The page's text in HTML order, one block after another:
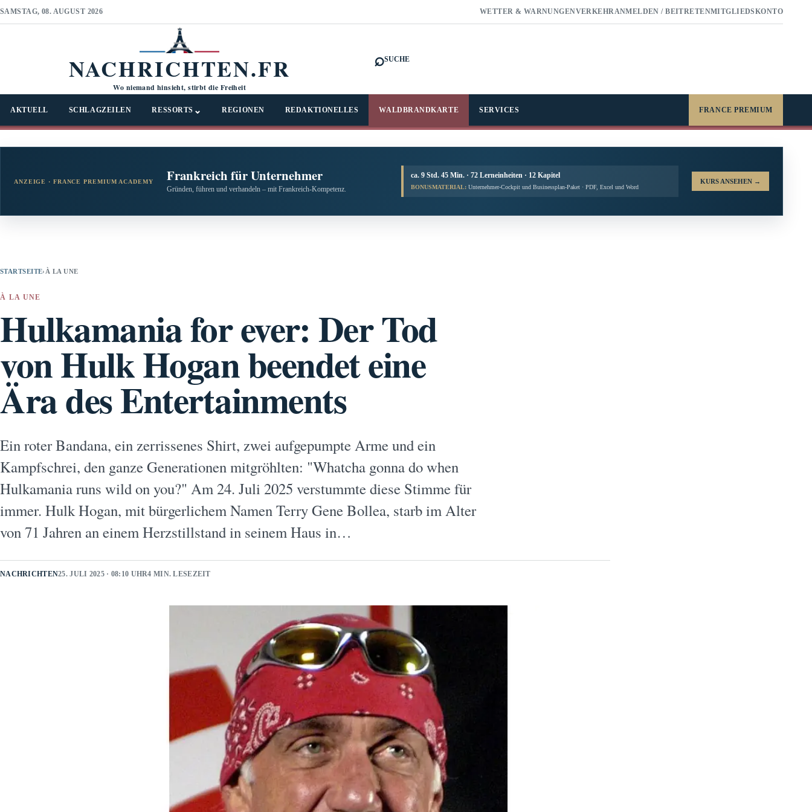
SAMSTAG, 08. AUGUST 2026 WETTER & WARNUNGENVERKEHRANMELDEN / BEITRETENMITGLIEDSKONTO
NACHRICHTEN.FR
Wo niemand hinsieht, stirbt die Freiheit
⌕SUCHE
AKTUELL SCHLAGZEILEN RESSORTS ⌄ REGIONEN REDAKTIONELLES WALDBRANDKARTE SERVICES FRANCE PREMIUM
ANZEIGE · FRANCE PREMIUM ACADEMY Frankreich für Unternehmer
Gründen, führen und verhandeln – mit Frankreich-Kompetenz.
ca. 9 Std. 45 Min. · 72 Lerneinheiten · 12 Kapitel
BONUSMATERIAL: Unternehmer-Cockpit und Businessplan-Paket · PDF, Excel und Word
KURS ANSEHEN →
STARTSEITE› À LA UNE
À LA UNE
Hulkamania for ever: Der Tod
von Hulk Hogan beendet eine
Ära des Entertainments
Ein roter Bandana, ein zerrissenes Shirt, zwei aufgepumpte Arme und ein
Kampfschrei, den ganze Generationen mitgröhlten: "Whatcha gonna do when
Hulkamania runs wild on you?" Am 24. Juli 2025 verstummte diese Stimme für
immer. Hulk Hogan, mit bürgerlichem Namen Terry Gene Bollea, starb im Alter
von 71 Jahren an einem Herzstillstand in seinem Haus in…
NACHRICHTEN25. JULI 2025 · 08:10 UHR4 MIN. LESEZEIT